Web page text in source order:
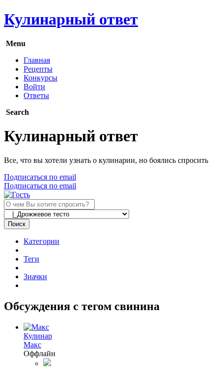
Кулинарный ответ
Menu
Главная
Рецепты
Конкурсы
Войти
Ответы
Search
Кулинарный ответ
Все, что вы хотели узнать о кулинарии, но боялись спросить
Подписаться по email
Подписаться по email
Поиск
Категории
Теги
Значки
Обсуждения с тегом свинина
Кулинар
Макс
Оффлайн